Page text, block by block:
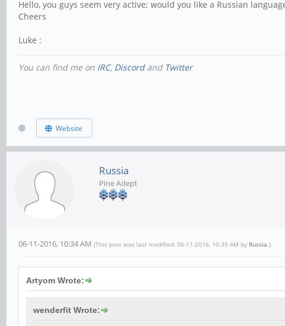
Hello, you guys seem very active; would you like a Russian
Cheers
Luke :
You can find me on IRC, Discordand Twitter
Website
Russia
Pine Adept
06-11-2016, 10:34 AM (This post was last modified: 06-11-2016, 10:35 AM by Russia.)
Artyom Wrote:
wenderfit Wrote: